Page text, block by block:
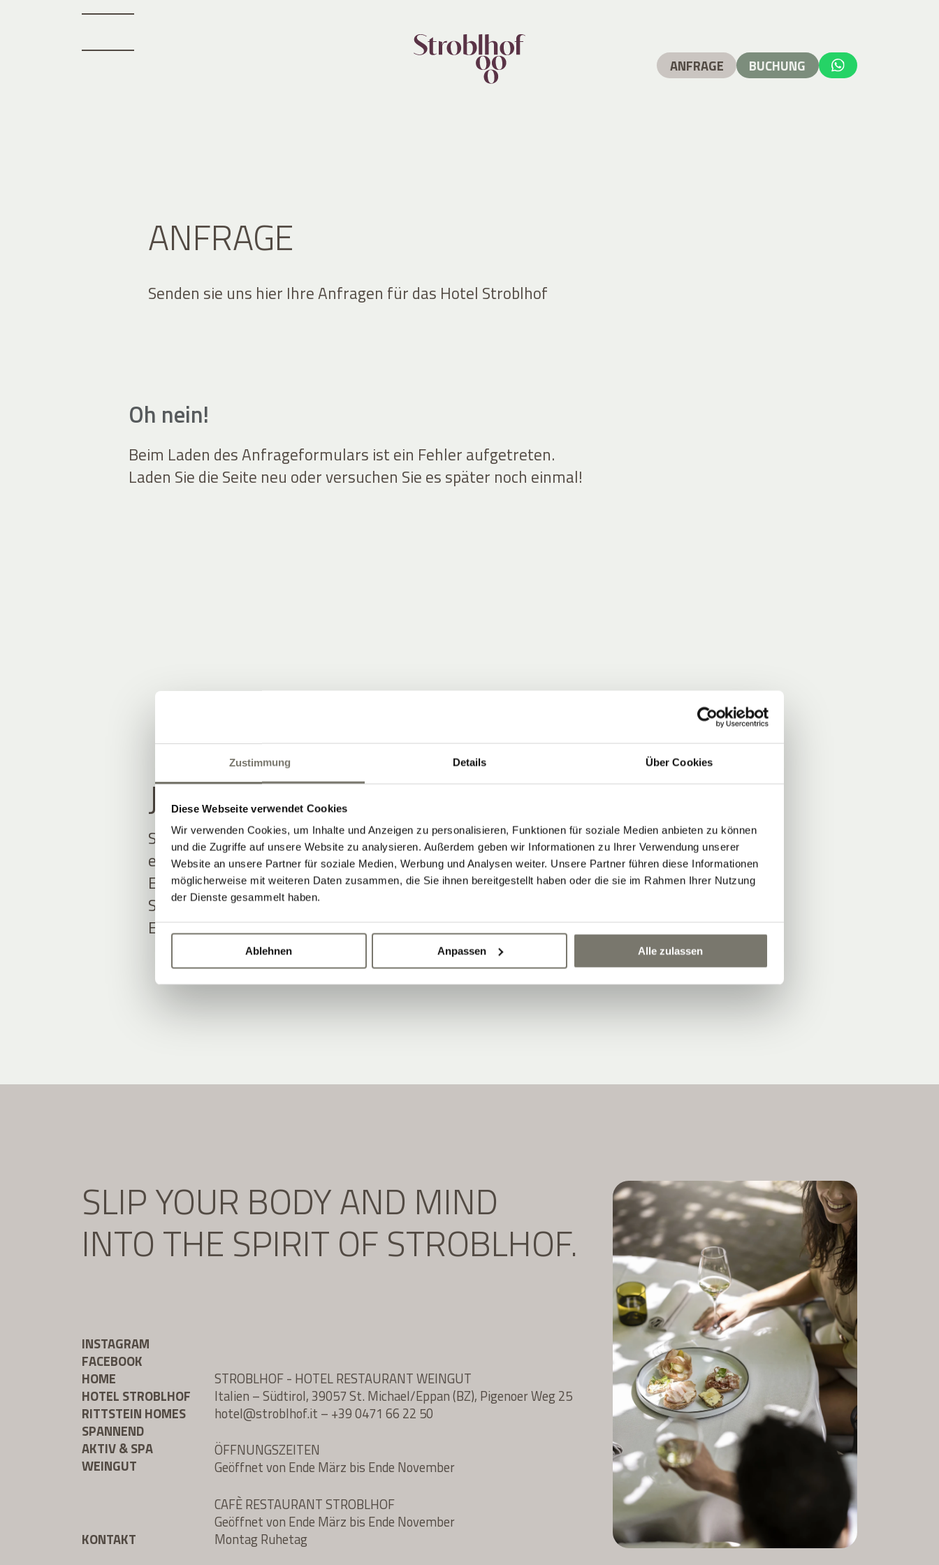
Zustimmung Details Über Cookies
Diese Webseite verwendet Cookies
Wir verwenden Cookies, um Inhalte und Anzeigen zu personalisieren, Funktionen für soziale Medien anbieten zu können
und die Zugriffe auf unsere Website zu analysieren. Außerdem geben wir Informationen zu Ihrer Verwendung unserer
Website an unsere Partner für soziale Medien, Werbung und Analysen weiter. Unsere Partner führen diese Informationen
möglicherweise mit weiteren Daten zusammen, die Sie ihnen bereitgestellt haben oder die sie im Rahmen Ihrer Nutzung
der Dienste gesammelt haben.
Ablehnen Anpassen Alle zulassen
ANFRAGE
Senden sie uns hier Ihre Anfragen für das Hotel Stroblhof
Oh nein!
Beim Laden des Anfrageformulars ist ein Fehler aufgetreten.
Laden Sie die Seite neu oder versuchen Sie es später noch einmal!
JOIN THE COMMUNITY
Seien Sie unter den Ersten, die Neuigkeiten vom Stroblhof
erfahren.
Exklusive Angebote und Aktuelles aus unserem Weinhotel in
Südtirol erwarten Sie.
Einfach ausfüllen und Newsletter abonnieren:
SLIP YOUR BODY AND MIND
INTO THE SPIRIT OF STROBLHOF.
INSTAGRAM
FACEBOOK
HOME
HOTEL STROBLHOF
RITTSTEIN HOMES
SPANNEND
AKTIV & SPA
WEINGUT
KONTAKT
STROBLHOF - HOTEL RESTAURANT WEINGUT
Italien – Südtirol, 39057 St. Michael/Eppan (BZ), Pigenoer Weg 25
hotel@stroblhof.it – +39 0471 66 22 50
ÖFFNUNGSZEITEN
Geöffnet von Ende März bis Ende November
CAFÈ RESTAURANT STROBLHOF
Geöffnet von Ende März bis Ende November
Montag Ruhetag
ANFRAGE BUCHUNG